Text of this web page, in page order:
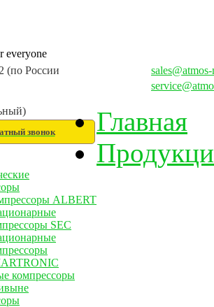
everyone
(по России
звонок
Главная
ALBERT
SEC
компрессоры